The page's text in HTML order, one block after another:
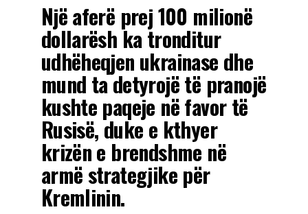
Një aferë prej 100 milionë
dollarësh ka tronditur
udhëheqjen ukrainase dhe
mund ta detyrojë të pranojë
kushte paqeje në favor të
Rusisë, duke e kthyer
krizën e brendshme në
armë strategjike për
Kremlinin.